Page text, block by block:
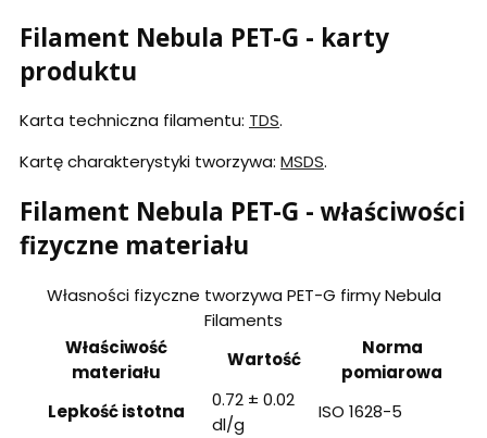
Filament Nebula PET-G - karty
produktu
Karta techniczna filamentu: TDS.
Kartę charakterystyki tworzywa: MSDS.
Filament Nebula PET-G - właściwości
fizyczne materiału
Własności fizyczne tworzywa PET-G firmy Nebula
Filaments
Właściwość
materiału
Wartość
Norma
pomiarowa
Lepkość istotna
0.72 ± 0.02
dl/g
ISO 1628-5